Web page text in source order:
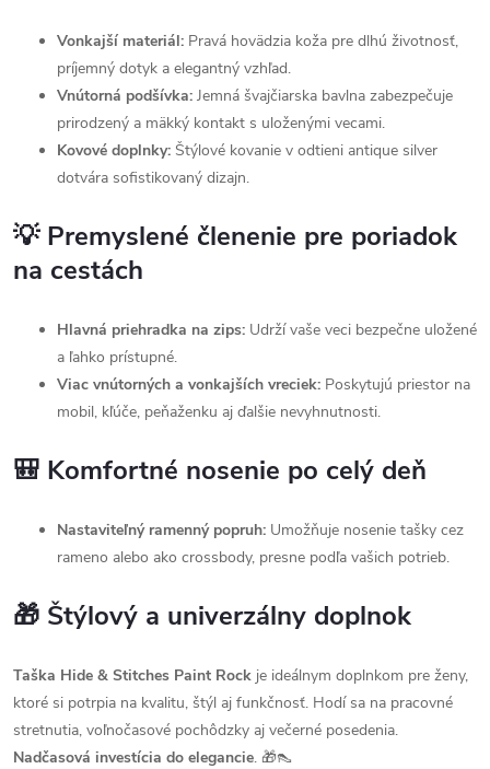
Vonkajší materiál: Pravá hovädzia koža pre dlhú životnosť,
príjemný dotyk a elegantný vzhľad.
Vnútorná podšívka: Jemná švajčiarska bavlna zabezpečuje
prirodzený a mäkký kontakt s uloženými vecami.
Kovové doplnky: Štýlové kovanie v odtieni antique silver
dotvára sofistikovaný dizajn.
💡 Premyslené členenie pre poriadok
na cestách
Hlavná priehradka na zips: Udrží vaše veci bezpečne uložené
a ľahko prístupné.
Viac vnútorných a vonkajších vreciek: Poskytujú priestor na
mobil, kľúče, peňaženku aj ďalšie nevyhnutnosti.
🎒 Komfortné nosenie po celý deň
Nastaviteľný ramenný popruh: Umožňuje nosenie tašky cez
rameno alebo ako crossbody, presne podľa vašich potrieb.
🎁 Štýlový a univerzálny doplnok
Taška Hide & Stitches Paint Rock je ideálnym doplnkom pre ženy,
ktoré si potrpia na kvalitu, štýl aj funkčnosť. Hodí sa na pracovné
stretnutia, voľnočasové pochôdzky aj večerné posedenia.
Nadčasová investícia do elegancie. 🎁👠